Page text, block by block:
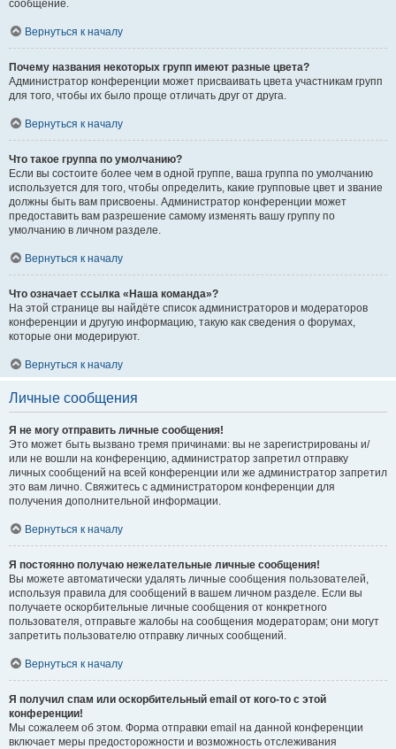
сообщение.
Вернуться к началу
Почему названия некоторых групп имеют разные цвета?
Администратор конференции может присваивать цвета участникам групп
для того, чтобы их было проще отличать друг от друга.
Вернуться к началу
Что такое группа по умолчанию?
Если вы состоите более чем в одной группе, ваша группа по умолчанию
используется для того, чтобы определить, какие групповые цвет и звание
должны быть вам присвоены. Администратор конференции может
предоставить вам разрешение самому изменять вашу группу по
умолчанию в личном разделе.
Вернуться к началу
Что означает ссылка «Наша команда»?
На этой странице вы найдёте список администраторов и модераторов
конференции и другую информацию, такую как сведения о форумах,
которые они модерируют.
Вернуться к началу
Личные сообщения
Я не могу отправить личные сообщения!
Это может быть вызвано тремя причинами: вы не зарегистрированы и/
или не вошли на конференцию, администратор запретил отправку
личных сообщений на всей конференции или же администратор запретил
это вам лично. Свяжитесь с администратором конференции для
получения дополнительной информации.
Вернуться к началу
Я постоянно получаю нежелательные личные сообщения!
Вы можете автоматически удалять личные сообщения пользователей,
используя правила для сообщений в вашем личном разделе. Если вы
получаете оскорбительные личные сообщения от конкретного
пользователя, отправьте жалобы на сообщения модераторам; они могут
запретить пользователю отправку личных сообщений.
Вернуться к началу
Я получил спам или оскорбительный email от кого-то с этой
конференции!
Мы сожалеем об этом. Форма отправки email на данной конференции
включает меры предосторожности и возможность отслеживания